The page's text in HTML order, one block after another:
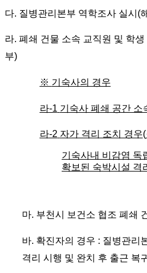
다. 질병관리본부 역학조사 실시 (
라. 폐쇄 건물 소속 교직원 및 학생
부)
※ 기숙사의 경우
라-1 기숙사 폐쇄 공간 소
라-2 자가 격리 조치 경우(
기숙사내 비감염 독
확보된 숙박시설 격
마. 부천시 보건소 협조 폐쇄
바. 확진자의 경우 : 질병관리
격리 시행 및 완치 후 출근 복귀